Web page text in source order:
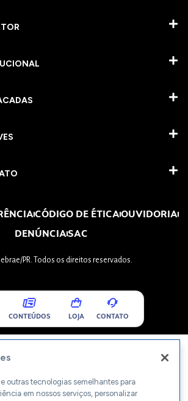
CÓDIGO DE ÉTICAOUVIDORIA
DENÚNCIASAC
PR. Todos os direitos reservados.
CONTEÚDOS LOJA CONTATO
outras tecnologias semelhantes para
em nossos serviços, personalizar